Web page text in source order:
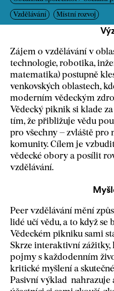
Vzdělávání Místní rozvoj
Zájem o vzdělávání v
technologie, robotika,
matematika) postupně
venkovských oblastech,
moderním vědeckým
Vědecký piknik si klade
tím, že přibližuje vědu
pro všechny – zvláště pro
komunity. Cílem je
vědecké obory a posílit
vzdělávání.
Peer vzdělávání mění
lidé učí vědu, a to když
Vědeckém pikniku sami
Skrze interaktivní
pojmy s každodenním
kritické myšlení a
Pasivní výklad nahrazuje